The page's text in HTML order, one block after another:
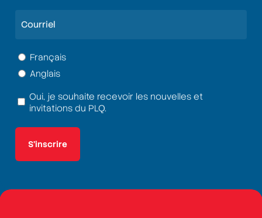
Langue
(Nécessaire)
Français
Anglais
Termes
conditions
(Nécessaire)
Oui, je souhaite recevoir les nouvelles et
invitations du PLQ.